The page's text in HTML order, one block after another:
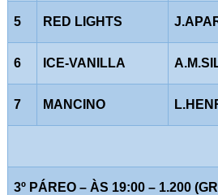
5 RED LIGHTS
6 ICE-VANILLA
7 MANCINO
3º PÁREO – ÀS 19:00 – 1.200